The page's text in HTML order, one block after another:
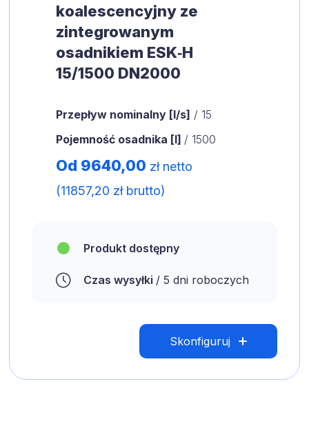
koalescencyjny ze
zintegrowanym
osadnikiem ESK‑H
15/1500 DN2000
Przepływ nominalny [l/s] / 15
Pojemność osadnika [l] / 1500
Od 9640,00 zł netto
(11857,20 zł brutto)
Produkt dostępny
Czas wysyłki / 5 dni roboczych
Skonfiguruj